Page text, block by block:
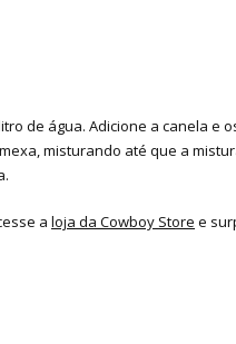
de água. Adicione a canela e
misturando até que a
a loja da Cowboy Store e